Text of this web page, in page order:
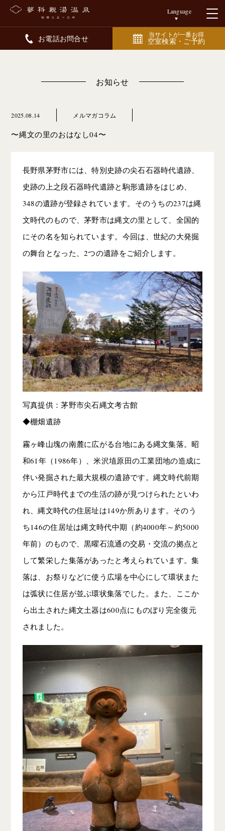
Language
お電話お問合せ 当サイトが一番お得
空室検索・ご予約
お知らせ
2025.08.14 メルマガコラム
〜縄文の里のおはなし04〜
長野県茅野市には、特別史跡の尖石石器時代遺跡、
史跡の上之段石器時代遺跡と駒形遺跡をはじめ、
348の遺跡が登録されています。そのうちの237は縄
文時代のもので、茅野市は縄文の里として、全国的
にその名を知られています。今回は、世紀の大発掘
の舞台となった、2つの遺跡をご紹介します。
写真提供：茅野市尖石縄文考古館
◆棚畑遺跡
霧ヶ峰山塊の南麓に広がる台地にある縄文集落。昭
和61年（1986年）、米沢埴原田の工業団地の造成に
伴い発掘された最大規模の遺跡です。縄文時代前期
から江戸時代までの生活の跡が見つけられたといわ
れ、縄文時代の住居址は149か所あります。そのう
ち146の住居址は縄文時代中期（約4000年～約5000
年前）のもので、黒曜石流通の交易・交流の拠点と
して繁栄した集落があったと考えられています。集
落は、お祭りなどに使う広場を中心にして環状また
は弧状に住居が並ぶ環状集落でした。また、ここか
ら出土された縄文土器は600点にものぼり完全復元
されました。